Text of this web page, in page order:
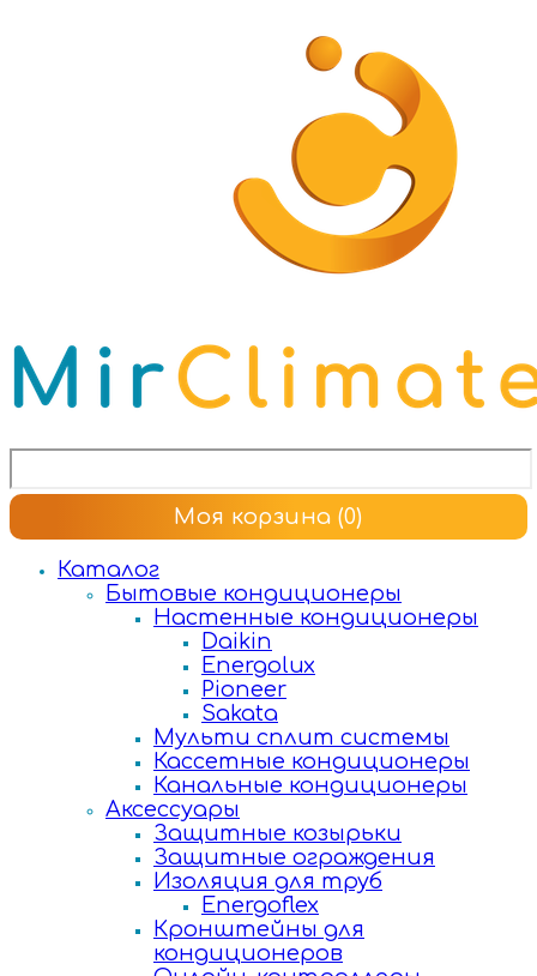
Моя корзина (0)
Каталог
Бытовые кондиционеры
Настенные кондиционеры
Daikin
Energolux
Pioneer
Sakata
Мульти сплит системы
Кассетные кондиционеры
Канальные кондиционеры
Аксессуары
Защитные козырьки
Защитные ограждения
Изоляция для труб
Energoflex
Кронштейны для
кондиционеров